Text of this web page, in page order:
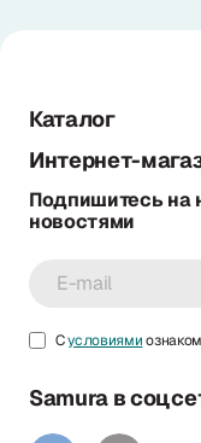
Каталог
Интернет-
Подпишитесь на
новостями
Сусловиями
Samura в